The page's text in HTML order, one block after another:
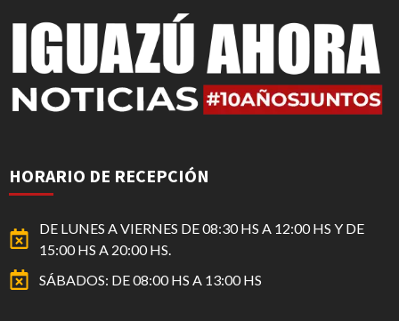
HORARIO DE RECEPCIÓN
DE LUNES A VIERNES DE 08:30 HS A 12:00 HS Y DE
15:00 HS A 20:00 HS.
SÁBADOS: DE 08:00 HS A 13:00 HS